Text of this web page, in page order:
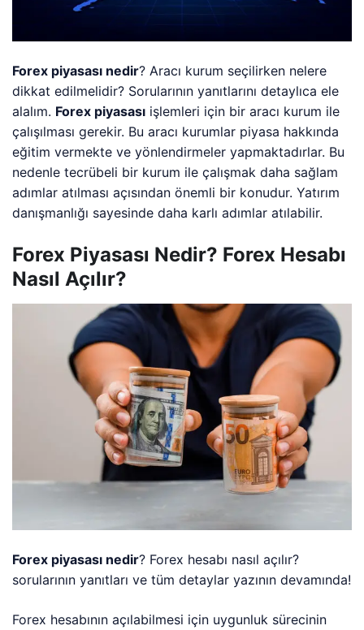
Forex piyasası nedir? Aracı kurum seçilirken nelere
dikkat edilmelidir? Sorularının yanıtlarını detaylıca ele
alalım. Forex piyasası işlemleri için bir aracı kurum ile
çalışılması gerekir. Bu aracı kurumlar piyasa hakkında
eğitim vermekte ve yönlendirmeler yapmaktadırlar. Bu
nedenle tecrübeli bir kurum ile çalışmak daha sağlam
adımlar atılması açısından önemli bir konudur. Yatırım
danışmanlığı sayesinde daha karlı adımlar atılabilir.
Forex Piyasası Nedir? Forex Hesabı
Nasıl Açılır?
Forex piyasası nedir? Forex hesabı nasıl açılır?
sorularının yanıtları ve tüm detaylar yazının devamında!
Forex hesabının açılabilmesi için uygunluk sürecinin